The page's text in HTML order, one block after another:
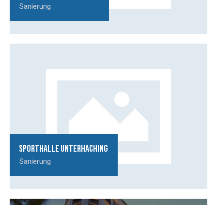
Sanierung
Sporthalle Unterhaching
Sanierung